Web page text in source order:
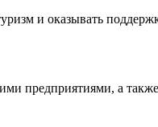
и оказывать
предприятиями, а